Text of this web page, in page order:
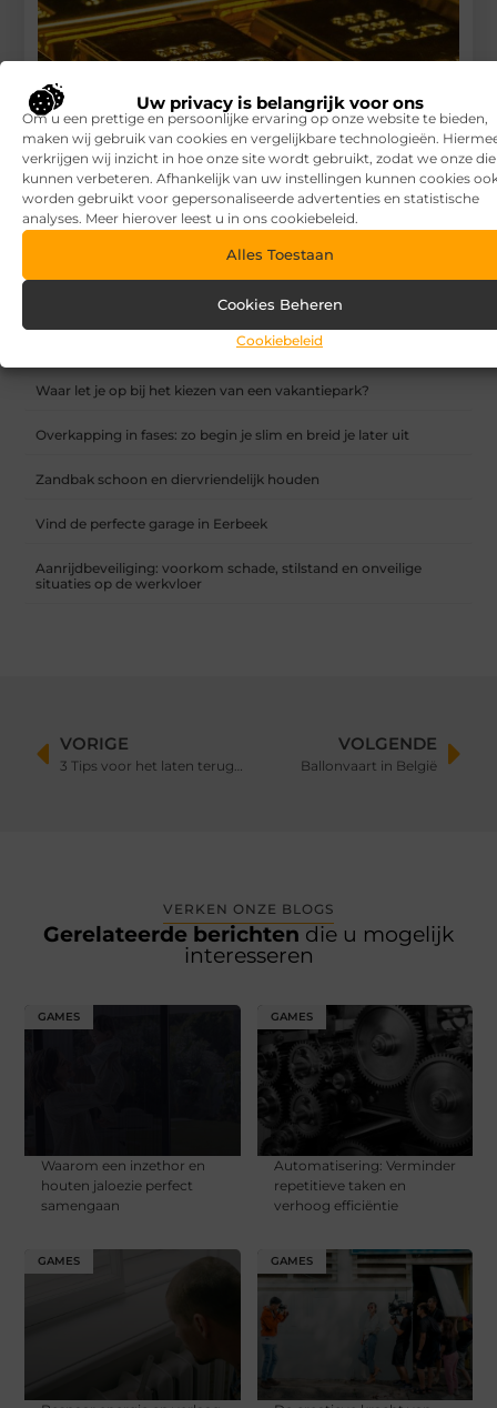
Uw privacy is belangrijk voor ons
Om u een prettige en persoonlijke ervaring op onze website te bieden,
maken wij gebruik van cookies en vergelijkbare technologieën.
verkrijgen wij inzicht in hoe onze site wordt gebruikt, zodat we onze
kunnen verbeteren. Afhankelijk van uw instellingen kunnen cookies
worden gebruikt voor gepersonaliseerde advertenties en statistische
analyses. Meer hierover leest u in ons cookiebeleid.
Alles Toestaan
Cookies Beheren
Cookiebeleid
Hoe geld verdienen met de verkoop van OSRS-goud – Een
uitgebreide gids
7 tips voor het kiezen van een luxe vakantiepark
Waar let je op bij het kiezen van een vakantiepark?
Overkapping in fases: zo begin je slim en breid je later uit
Zandbak schoon en diervriendelijk houden
Vind de perfecte garage in Eerbeek
Aanrijdbeveiliging: voorkom schade, stilstand en onveilige
situaties op de werkvloer
VORIGE
3 Tips voor het laten terugkomen van foto's in het interieur
VOLGENDE
Ballonvaart in België
VERKEN ONZE BLOGS
Gerelateerde berichten die u mogelijk
interesseren
GAMES
Waarom een inzethor en
houten jaloezie perfect
samengaan
GAMES
Automatisering: Verminder
repetitieve taken en
verhoog efficiëntie​
GAMES GAMES